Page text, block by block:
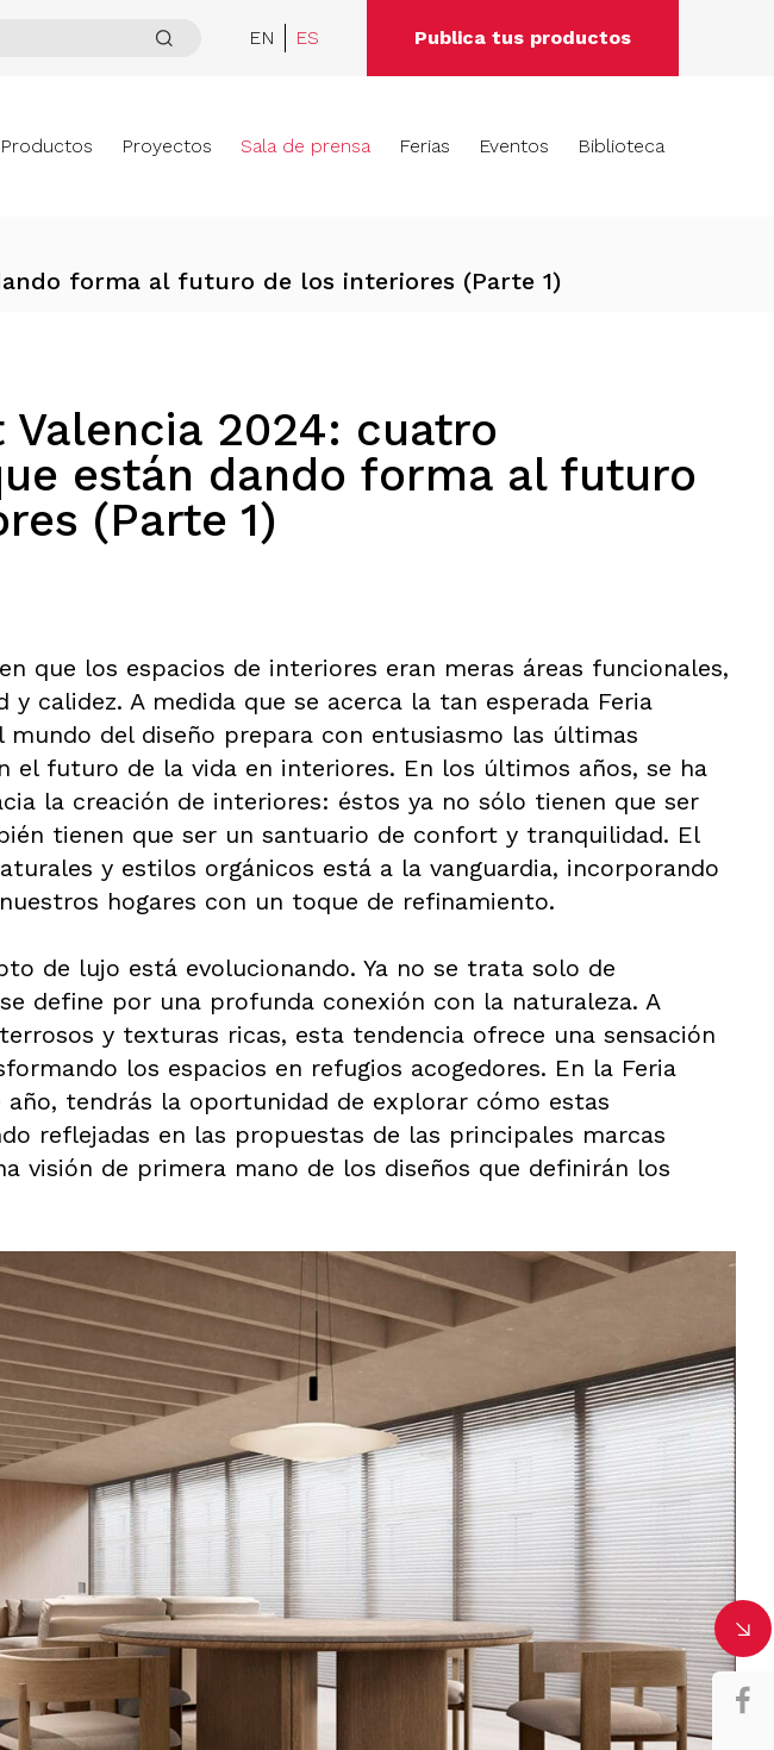
EN ES Publica tus productos
Productos Proyectos Sala de prensa Ferias Eventos Biblioteca
forma al futuro de los interiores (Parte 1)
Valencia 2024: cuatro
están dando forma al futuro
(Parte 1)
que los espacios de interiores eran meras áreas funcionales,
y calidez. A medida que se acerca la tan esperada Feria
mundo del diseño prepara con entusiasmo las últimas
el futuro de la vida en interiores. En los últimos años, se ha
la creación de interiores: éstos ya no sólo tienen que ser
tienen que ser un santuario de confort y tranquilidad. El
y estilos orgánicos está a la vanguardia, incorporando
hogares con un toque de refinamiento.
de lujo está evolucionando. Ya no se trata solo de
define por una profunda conexión con la naturaleza. A
y texturas ricas, esta tendencia ofrece una sensación
los espacios en refugios acogedores. En la Feria
año, tendrás la oportunidad de explorar cómo estas
reflejadas en las propuestas de las principales marcas
visión de primera mano de los diseños que definirán los